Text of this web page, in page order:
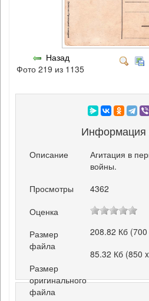
Назад
Фото 219 из 1135
Информация
Описание
Агитация в
войны.
Просмотры
4362
Оценка
Размер
файла
208.82 Кб
Размер
оригинального
файла
85.32 Кб (850